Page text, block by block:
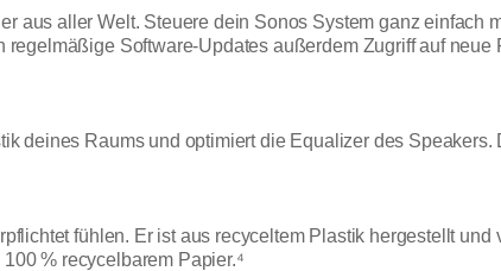
aus aller Welt. Steuere dein Sonos System ganz einfach
Software-Updates außerdem Zugriff auf neue
deines Raums und optimiert die Equalizer des Speakers.
fühlen. Er ist aus recyceltem Plastik hergestellt und
% recycelbarem Papier.⁴